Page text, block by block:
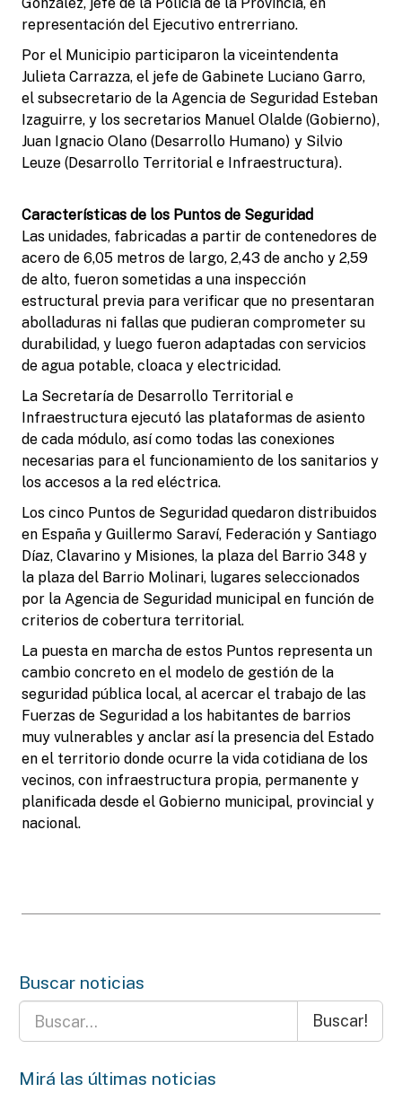
representación del Ejecutivo entrerriano.
Por el Municipio participaron la viceintendenta
Julieta Carrazza, el jefe de Gabinete Luciano Garro,
el subsecretario de la Agencia de Seguridad Esteban
Izaguirre, y los secretarios Manuel Olalde (Gobierno),
Juan Ignacio Olano (Desarrollo Humano) y Silvio
Leuze (Desarrollo Territorial e Infraestructura).
Características de los Puntos de Seguridad
Las unidades, fabricadas a partir de contenedores de
acero de 6,05 metros de largo, 2,43 de ancho y 2,59
de alto, fueron sometidas a una inspección
estructural previa para verificar que no presentaran
abolladuras ni fallas que pudieran comprometer su
durabilidad, y luego fueron adaptadas con servicios
de agua potable, cloaca y electricidad.
La Secretaría de Desarrollo Territorial e
Infraestructura ejecutó las plataformas de asiento
de cada módulo, así como todas las conexiones
necesarias para el funcionamiento de los sanitarios y
los accesos a la red eléctrica.
Los cinco Puntos de Seguridad quedaron distribuidos
en España y Guillermo Saraví, Federación y Santiago
Díaz, Clavarino y Misiones, la plaza del Barrio 348 y
la plaza del Barrio Molinari, lugares seleccionados
por la Agencia de Seguridad municipal en función de
criterios de cobertura territorial.
La puesta en marcha de estos Puntos representa un
cambio concreto en el modelo de gestión de la
seguridad pública local, al acercar el trabajo de las
Fuerzas de Seguridad a los habitantes de barrios
muy vulnerables y anclar así la presencia del Estado
en el territorio donde ocurre la vida cotidiana de los
vecinos, con infraestructura propia, permanente y
planificada desde el Gobierno municipal, provincial y
nacional.
Buscar noticias
Buscar!
Mirá las últimas noticias